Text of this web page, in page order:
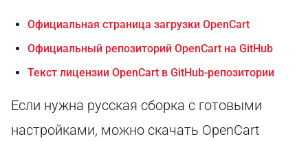
Официальная страница загрузки OpenCart
Официальный репозиторий OpenCart на GitHub
Текст лицензии OpenCart в GitHub-репозитории
Если нужна русская сборка с готовыми
настройками, можно скачать OpenCart